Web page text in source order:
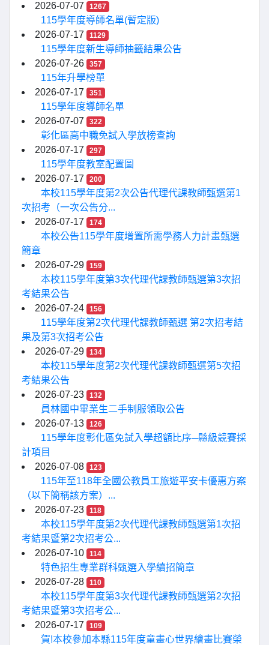
2026-07-07
1267
115學年度導師名單(暫定版)
2026-07-17
1129
115學年度新生導師抽籤結果公告
2026-07-26
357
115年升學榜單
2026-07-17
351
115學年度導師名單
2026-07-07
322
彰化區高中職免試入學放榜查詢
2026-07-17
297
115學年度教室配置圖
2026-07-17
200
本校115學年度第2次公告代理代課教師甄選第1
次招考（一次公告分...
2026-07-17
174
本校公告115學年度增置所需學務人力計畫甄選
簡章
2026-07-29
159
本校115學年度第3次代理代課教師甄選第3次招
考結果公告
2026-07-24
156
115學年度第2次代理代課教師甄選 第2次招考結
果及第3次招考公告
2026-07-29
134
本校115學年度第2次代理代課教師甄選第5次招
考結果公告
2026-07-23
132
員林國中畢業生二手制服領取公告
2026-07-13
126
115學年度彰化區免試入學超額比序─縣級競賽採
計項目
2026-07-08
123
115年至118年全國公教員工旅遊平安卡優惠方案
（以下簡稱該方案）...
2026-07-23
118
本校115學年度第2次代理代課教師甄選第1次招
考結果暨第2次招考公...
2026-07-10
114
特色招生專業群科甄選入學續招簡章
2026-07-28
110
本校115學年度第3次代理代課教師甄選第2次招
考結果暨第3次招考公...
2026-07-17
109
賀!本校參加本縣115年度童畫心世界繪畫比賽榮